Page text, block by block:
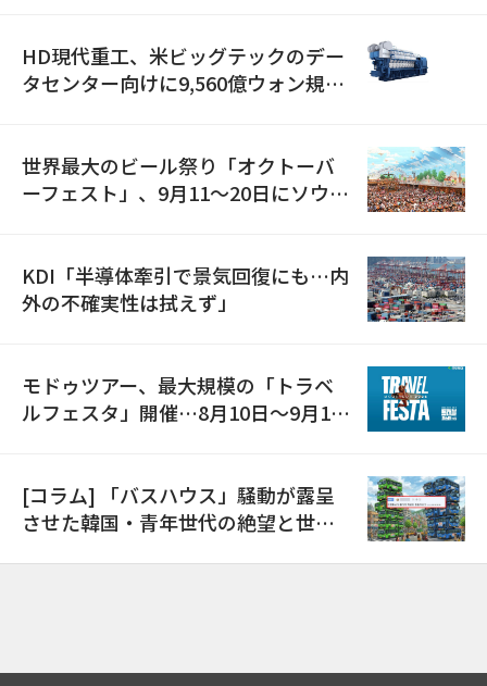
HD現代重工、米ビッグテックのデー
タセンター向けに9,560億ウォン規模
世界最大のビール祭り「オクトーバ
ーフェスト」、9月11〜20日にソウル
KDI「半導体牽引で景気回復にも…内
外の不確実性は拭えず」
モドゥツアー、最大規模の「トラベ
ルフェスタ」開催…8月10日～9月11
[コラム] 「バスハウス」騒動が露呈
させた韓国・青年世代の絶望と世代